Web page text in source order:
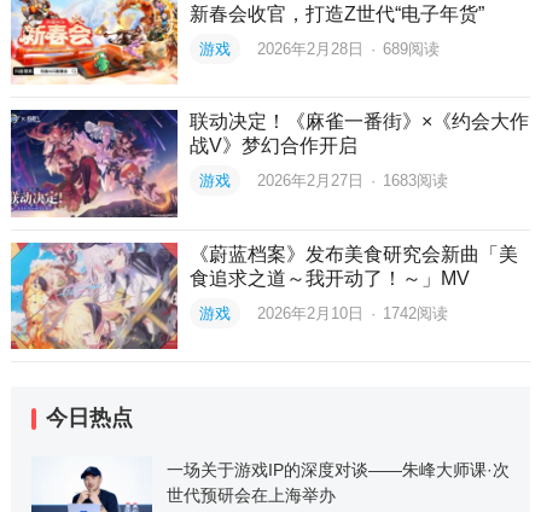
新春会收官，打造Z世代“电子年货”
游戏 2026年2月28日 · 689阅读
联动决定！《麻雀一番街》×《约会大作
战V》梦幻合作开启
游戏 2026年2月27日 · 1683阅读
《蔚蓝档案》发布美食研究会新曲「美
食追求之道～我开动了！～」MV
游戏 2026年2月10日 · 1742阅读
今日热点
一场关于游戏IP的深度对谈——朱峰大师课·次
世代预研会在上海举办